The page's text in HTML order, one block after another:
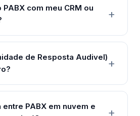
com meu CRM ou
de Resposta Audivel)
PABX em nuvem e